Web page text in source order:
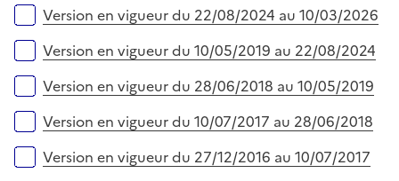
e
Version en vigueur du 22/08/2024 au 10/03/2026
Version en vigueur du 10/05/2019 au 22/08/2024
Version en vigueur du 28/06/2018 au 10/05/2019
Version en vigueur du 10/07/2017 au 28/06/2018
Version en vigueur du 27/12/2016 au 10/07/2017